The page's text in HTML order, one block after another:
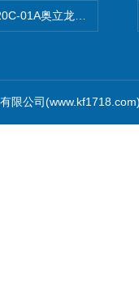
01A奥立龙实验室便携
限公司